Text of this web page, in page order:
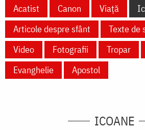
Acatist Canon Viață
Articole despre sfânt
Texte de
Video
Fotografii Tropar
Evanghelie
Apostol
ICOANE